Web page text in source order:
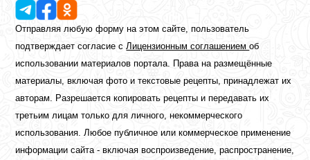
Отправляя любую форму на этом сайте, пользователь
подтверждает согласие сЛицензионным соглашениемоб
использовании материалов портала. Права на размещённые
материалы, включая фото и текстовые рецепты, принадлежат их
авторам. Разрешается копировать рецепты и передавать их
третьим лицам только для личного, некоммерческого
использования. Любое публичное или коммерческое применение
информации сайта - включая воспроизведение, распространение,